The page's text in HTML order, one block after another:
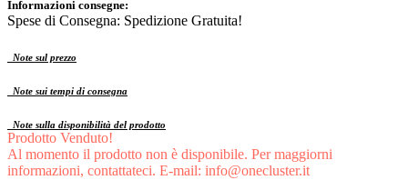
Informazioni consegne:
Spese di Consegna: Spedizione Gratuita!
Note sul prezzo
Note sui tempi di consegna
Note sulla disponibilità del prodotto
Prodotto Venduto!
Al momento il prodotto non è disponibile. Per maggiorni
informazioni, contattateci. E-mail: info@onecluster.it